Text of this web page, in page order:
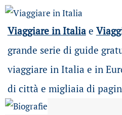
Viaggiare in Italiae
grande serie di guide
viaggiare in Italia e in
di città e migliaia di